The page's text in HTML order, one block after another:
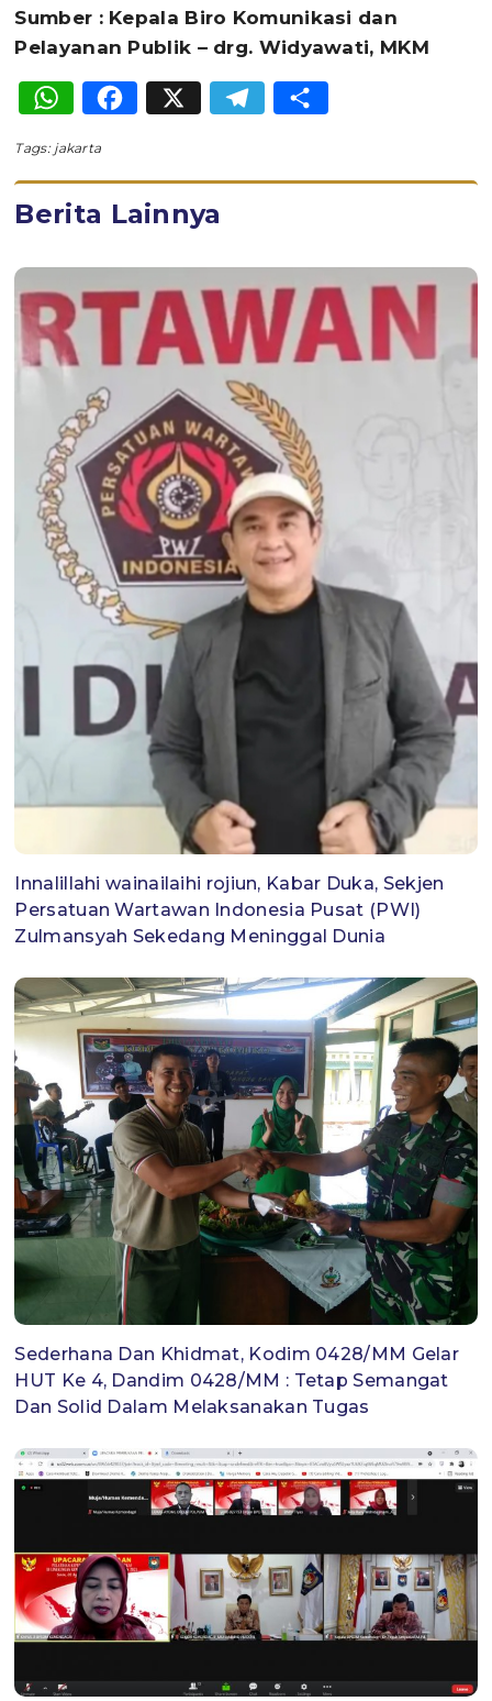
Sumber : Kepala Biro Komunikasi dan
Pelayanan Publik – drg. Widyawati, MKM
WhatsApp
Facebook
X Telegram
Tags: jakarta
Berita Lainnya
Innalillahi wainailaihi rojiun, Kabar Duka, Sekjen
Persatuan Wartawan Indonesia Pusat (PWI)
Zulmansyah Sekedang Meninggal Dunia
Sederhana Dan Khidmat, Kodim 0428/MM Gelar
HUT Ke 4, Dandim 0428/MM : Tetap Semangat
Dan Solid Dalam Melaksanakan Tugas